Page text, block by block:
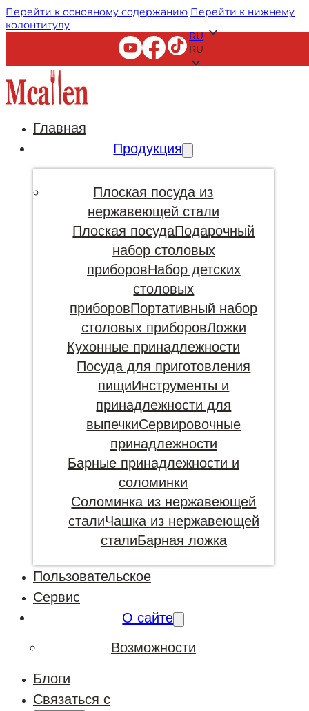
Перейти к основному содержанию Перейти к нижнему
колонтитулу
RU
RU
Главная
Продукция
Плоская посуда из
нержавеющей стали
Плоская посудаПодарочный
набор столовых
приборовНабор детских
столовых
приборовПортативный набор
столовых приборовЛожки
Кухонные принадлежности
Посуда для приготовления
пищиИнструменты и
принадлежности для
выпечкиСервировочные
принадлежности
Барные принадлежности и
соломинки
Соломинка из нержавеющей
сталиЧашка из нержавеющей
сталиБарная ложка
Пользовательское
Сервис
О сайте
Возможности
Блоги
Связаться с